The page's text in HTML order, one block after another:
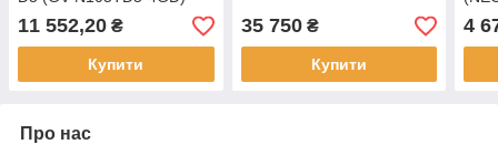
11 552,20 ₴
Купити
35 750₴
Купити
4
Про нас